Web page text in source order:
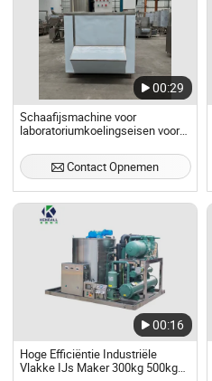
00:29
Schaafijsmachine voor
laboratoriumkoelingseisen voor
Contact Opnemen
00:16
Hoge Efficiëntie Industriële
Vlakke IJs Maker 300kg 500kg